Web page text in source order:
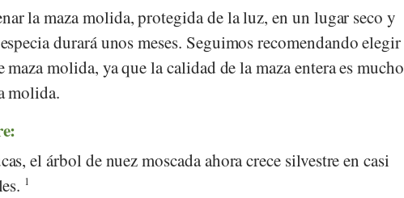
la maza molida, protegida de la luz, en un lugar seco y
durará unos meses. Seguimos recomendando elegir
maza molida, ya que la calidad de la maza entera es mucho
molida.
el árbol de nuez moscada ahora crece silvestre en casi
1